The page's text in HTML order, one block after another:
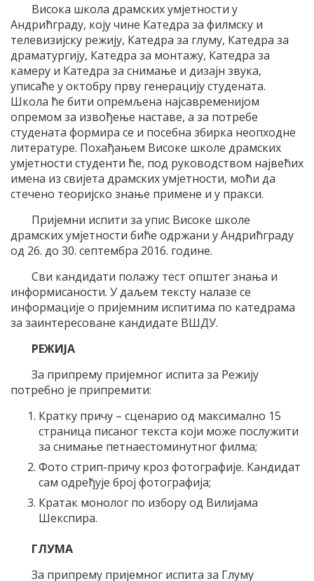
Висока школа драмских умјетности у
Андрићграду, коју чине Катедра за филмску и
телевизијску режију, Катедра за глуму, Катедра за
драматургију, Катедра за монтажу, Катедра за
камеру и Катедра за снимање и дизајн звука,
уписаће у октобру прву генерацију студената.
Школа ће бити опремљена најсавременијом
опремом за извођење наставе, а за потребе
студената формира се и посебна збирка неопходне
литературе. Похађањем Високе школе драмских
умјетности студенти ће, под руководством највећих
имена из свијета драмских умјетности, моћи да
стечено теоријско знање примене и у пракси.
Пријемни испити за упис Високе школе
драмских умјетности биће одржани у Андрићграду
од 26. до 30. септембра 2016. године.
Сви кандидати полажу тест општег знања и
информисаности. У даљем тексту налазе се
информације о пријемним испитима по катедрама
за заинтересоване кандидате ВШДУ.
РЕЖИЈА
За припрему пријемног испита за Режију
потребно је припремити:
Кратку причу – сценарио од максимално 15
страница писаног текста који може послужити
за снимање петнаестоминутног филма;
Фото стрип-причу кроз фотографије. Кандидат
сам одређује број фотографија;
Кратак монолог по избору од Вилијама
Шекспира.
ГЛУМА
За припрему пријемног испита за Глуму